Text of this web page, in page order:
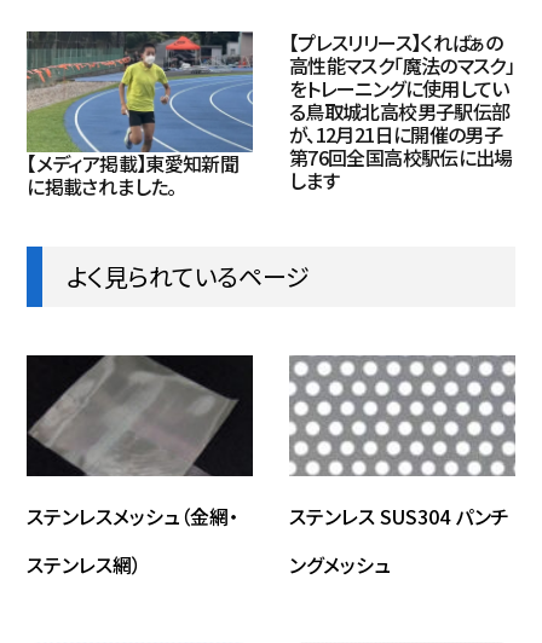
【メディア掲載】東愛知新聞
に掲載されました。
【プレスリリース】くればぁの
高性能マスク「魔法のマスク」
をトレーニングに使用してい
る鳥取城北高校男子駅伝部
が、12月21日に開催の男子
第76回全国高校駅伝に出場
します
よく見られているページ
ステンレスメッシュ（金網・
ステンレス網）
ステンレス SUS304 パンチ
ングメッシュ